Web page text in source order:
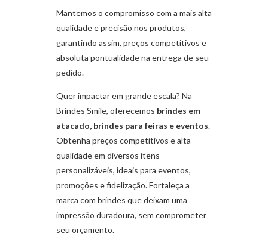
Mantemos o compromisso com a mais alta
qualidade e precisão nos produtos,
garantindo assim, preços competitivos e
absoluta pontualidade na entrega de seu
pedido.
Quer impactar em grande escala? Na
Brindes Smile, oferecemos brindes em
atacado, brindes para feiras e eventos.
Obtenha preços competitivos e alta
qualidade em diversos itens
personalizáveis, ideais para eventos,
promoções e fidelização. Fortaleça a
marca com brindes que deixam uma
impressão duradoura, sem comprometer
seu orçamento.